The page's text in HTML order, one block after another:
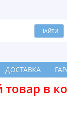
ДОСТАВКА
в